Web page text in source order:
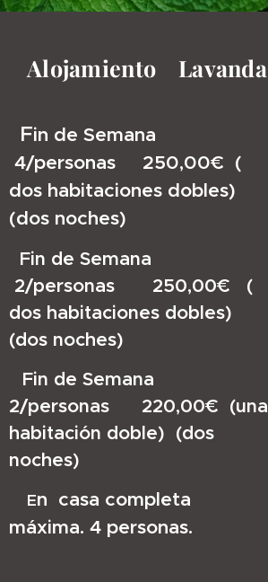
Alojamiento Lavanda
Fin de Semana
4/personas 250,00€ (
dos habitaciones dobles)
(dos noches)
Fin de Semana
2/personas 250,00€ (
dos habitaciones dobles)
(dos noches)
Fin de Semana
2/personas 220,00€ (una
habitación doble) (dos
noches)
En casa completa
máxima. 4 personas.